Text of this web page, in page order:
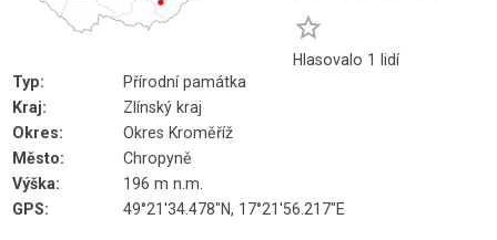

Hlasovalo 1 lidí
Typ:
Přírodní památka
Kraj:
Zlínský kraj
Okres:
Okres Kroměříž
Město:
Chropyně
Výška:
196 m n.m.
GPS:
49°21'34.478"N, 17°21'56.217"E